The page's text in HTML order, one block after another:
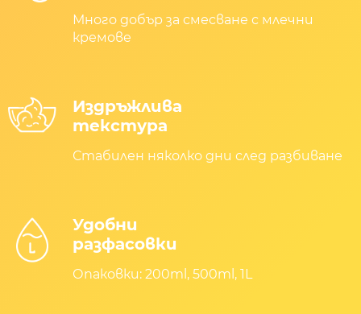
Много добър за смесване с млечни
кремове
Издръжлива
текстура
Стабилен няколко дни след разбиване
Удобни
разфасовки
Опаковки: 200ml, 500ml, 1L